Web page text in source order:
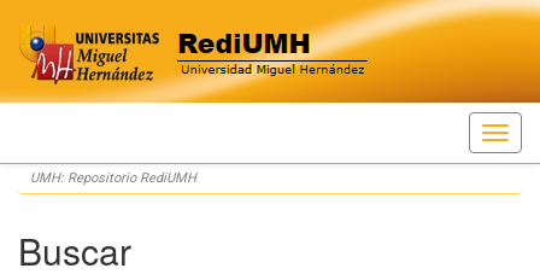
Skip
navigation
UMH: Repositorio RediUMH
Buscar